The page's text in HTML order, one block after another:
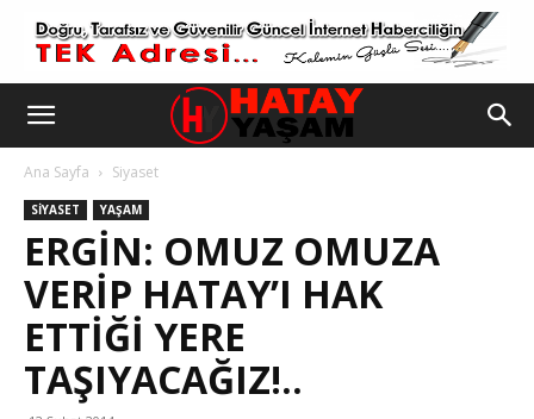
Ana Sayfa Siyaset
SIYASET YAŞAM
ERGIN: OMUZ OMUZA
VERIP HATAY’I HAK
ETTIĞI YERE
TAŞIYACAĞIZ!..